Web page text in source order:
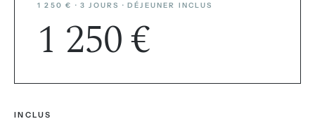
1 250 € · 3 JOURS · DÉJEUNER INCLUS
1 250 €
INCLUS